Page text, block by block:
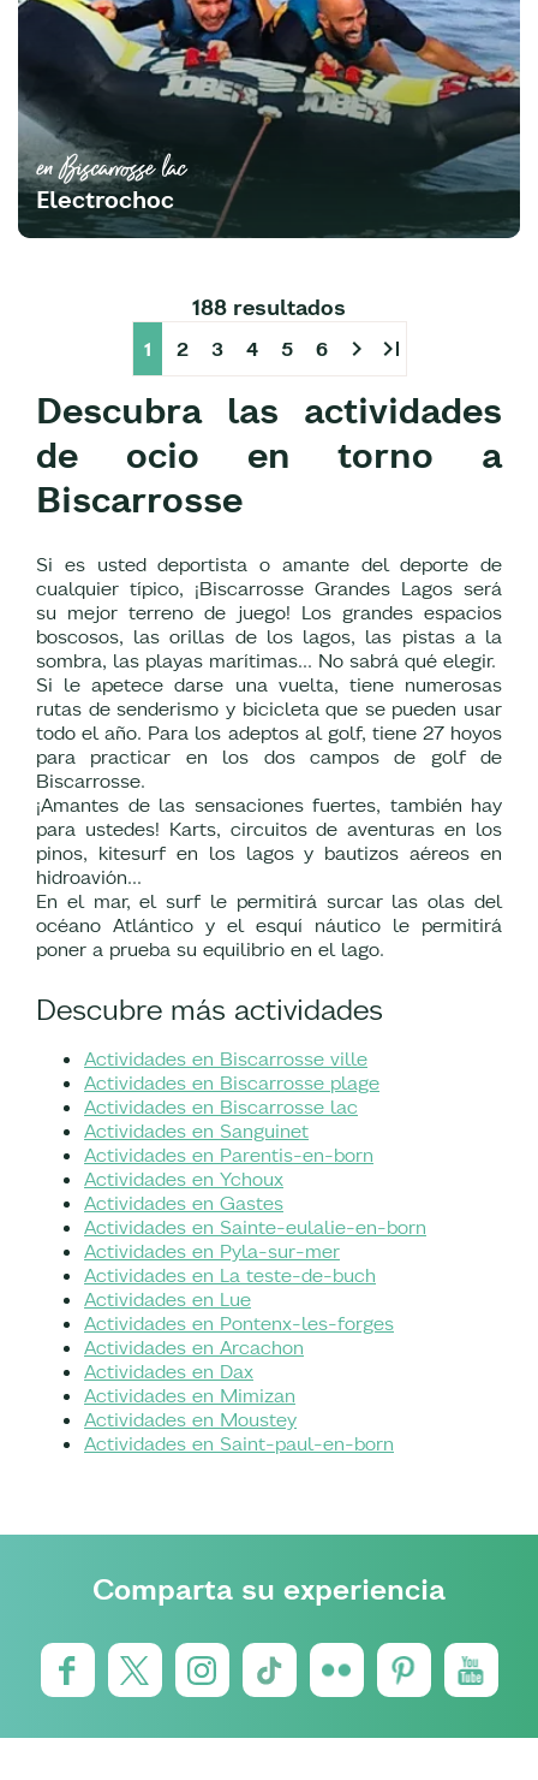
en Biscarrosse lac
Electrochoc
188 resultados
1 2 3 4 5 6 chevron_right last_page
Descubra las actividades
de ocio en torno a
Biscarrosse
Si es usted deportista o amante del deporte de
cualquier típico, ¡Biscarrosse Grandes Lagos será
su mejor terreno de juego! Los grandes espacios
boscosos, las orillas de los lagos, las pistas a la
sombra, las playas marítimas... No sabrá qué elegir.
Si le apetece darse una vuelta, tiene numerosas
rutas de senderismo y bicicleta que se pueden usar
todo el año. Para los adeptos al golf, tiene 27 hoyos
para practicar en los dos campos de golf de
Biscarrosse.
¡Amantes de las sensaciones fuertes, también hay
para ustedes! Karts, circuitos de aventuras en los
pinos, kitesurf en los lagos y bautizos aéreos en
hidroavión...
En el mar, el surf le permitirá surcar las olas del
océano Atlántico y el esquí náutico le permitirá
poner a prueba su equilibrio en el lago.
Descubre más actividades
Actividades en Biscarrosse ville
Actividades en Biscarrosse plage
Actividades en Biscarrosse lac
Actividades en Sanguinet
Actividades en Parentis-en-born
Actividades en Ychoux
Actividades en Gastes
Actividades en Sainte-eulalie-en-born
Actividades en Pyla-sur-mer
Actividades en La teste-de-buch
Actividades en Lue
Actividades en Pontenx-les-forges
Actividades en Arcachon
Actividades en Dax
Actividades en Mimizan
Actividades en Moustey
Actividades en Saint-paul-en-born
Comparta su experiencia